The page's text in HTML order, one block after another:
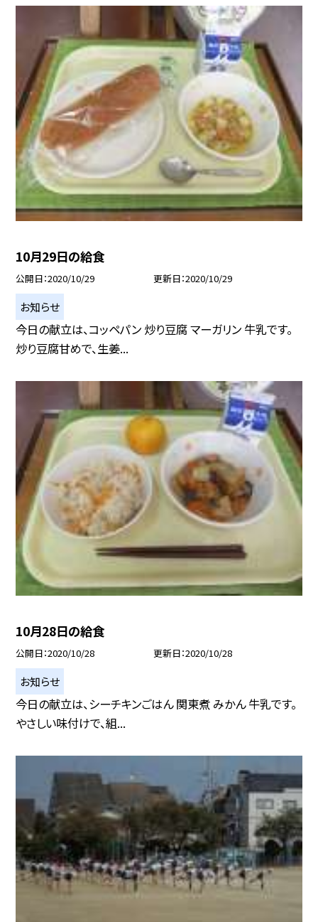
10月29日の給食
公開日 2020/10/29 更新日 2020/10/29
お知らせ
今日の献立は、コッペパン 炒り豆腐 マーガリン 牛乳です。
炒り豆腐甘めで、生姜...
10月28日の給食
公開日 2020/10/28 更新日 2020/10/28
お知らせ
今日の献立は、シーチキンごはん 関東煮 みかん 牛乳です。
やさしい味付けで、組...